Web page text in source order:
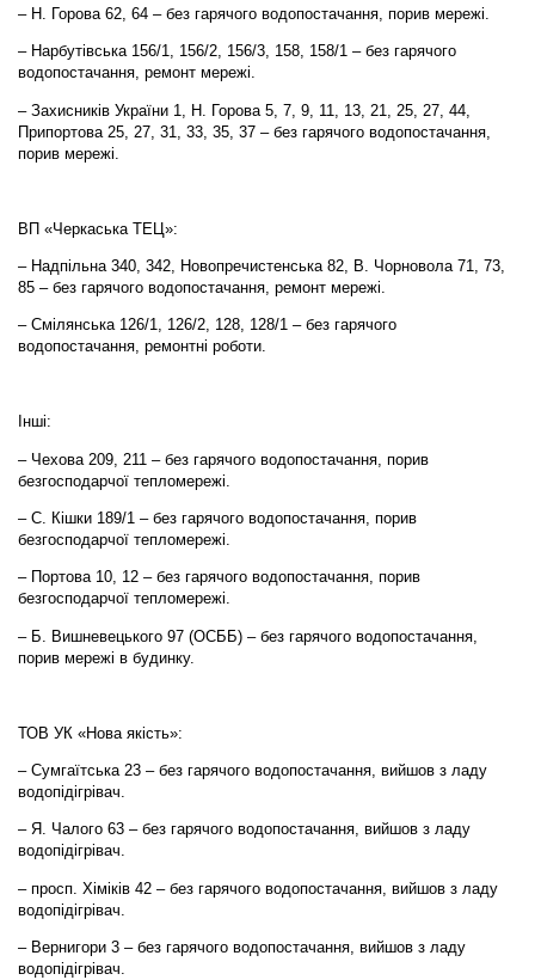
– Н. Горова 62, 64 – без гарячого водопостачання, порив мережі.
– Нарбутівська 156/1, 156/2, 156/3, 158, 158/1 – без гарячого
водопостачання, ремонт мережі.
– Захисників України 1, Н. Горова 5, 7, 9, 11, 13, 21, 25, 27, 44,
Припортова 25, 27, 31, 33, 35, 37 – без гарячого водопостачання,
порив мережі.
ВП «Черкаська ТЕЦ»:
– Надпільна 340, 342, Новопречистенська 82, В. Чорновола 71, 73,
85 – без гарячого водопостачання, ремонт мережі.
– Смілянська 126/1, 126/2, 128, 128/1 – без гарячого
водопостачання, ремонтні роботи.
Інші:
– Чехова 209, 211 – без гарячого водопостачання, порив
безгосподарчої тепломережі.
– С. Кішки 189/1 – без гарячого водопостачання, порив
безгосподарчої тепломережі.
– Портова 10, 12 – без гарячого водопостачання, порив
безгосподарчої тепломережі.
– Б. Вишневецького 97 (ОСББ) – без гарячого водопостачання,
порив мережі в будинку.
ТОВ УК «Нова якість»:
– Сумгаїтська 23 – без гарячого водопостачання, вийшов з ладу
водопідігрівач.
– Я. Чалого 63 – без гарячого водопостачання, вийшов з ладу
водопідігрівач.
– просп. Хіміків 42 – без гарячого водопостачання, вийшов з ладу
водопідігрівач.
– Вернигори 3 – без гарячого водопостачання, вийшов з ладу
водопідігрівач.